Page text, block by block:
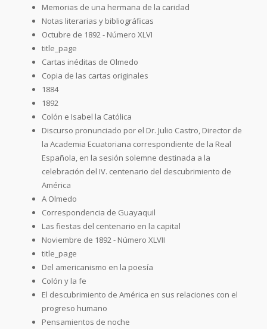
Memorias de una hermana de la caridad
Notas literarias y bibliográficas
Octubre de 1892 - Número XLVI
title_page
Cartas inéditas de Olmedo
Copia de las cartas originales
1884
1892
Colón e Isabel la Católica
Discurso pronunciado por el Dr. Julio Castro, Director de
la Academia Ecuatoriana correspondiente de la Real
Española, en la sesión solemne destinada a la
celebración del IV. centenario del descubrimiento de
América
A Olmedo
Correspondencia de Guayaquil
Las fiestas del centenario en la capital
Noviembre de 1892 - Número XLVII
title_page
Del americanismo en la poesía
Colón y la fe
El descubrimiento de América en sus relaciones con el
progreso humano
Pensamientos de noche